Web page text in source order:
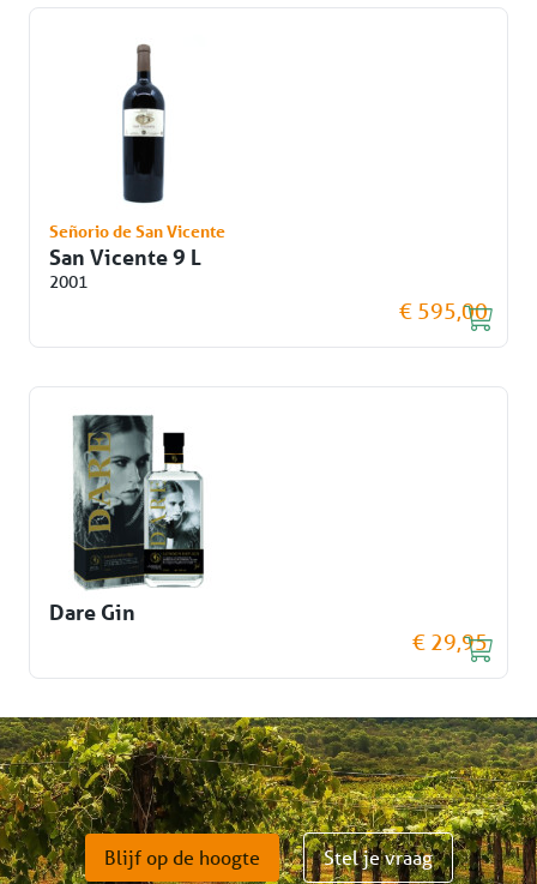
Señorio de San Vicente
San Vicente 9 L
2001
€ 595,00
Dare Gin
€ 29,95
Blijf op de hoogte Stel je vraag